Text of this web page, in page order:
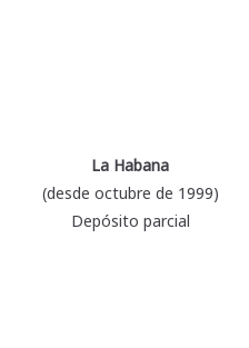
La Habana
(desde octubre de 1999)
Depósito parcial